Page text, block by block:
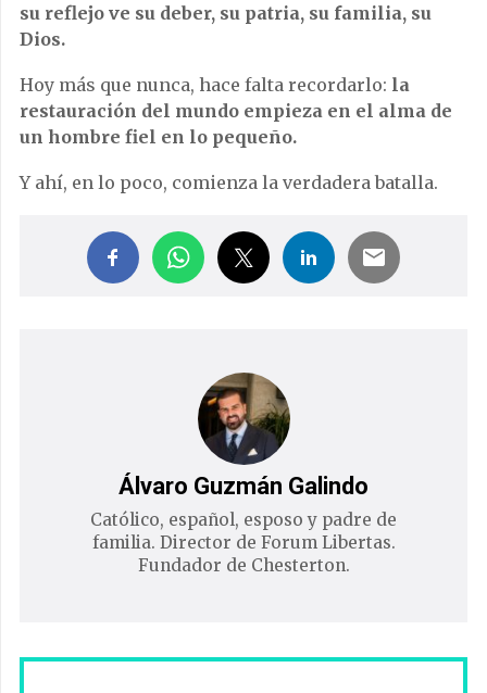
su reflejo ve su deber, su patria, su familia, su
Dios.
Hoy más que nunca, hace falta recordarlo: la
restauración del mundo empieza en el alma de
un hombre fiel en lo pequeño.
Y ahí, en lo poco, comienza la verdadera batalla.
Álvaro Guzmán Galindo
Católico, español, esposo y padre de
familia. Director de Forum Libertas.
Fundador de Chesterton.